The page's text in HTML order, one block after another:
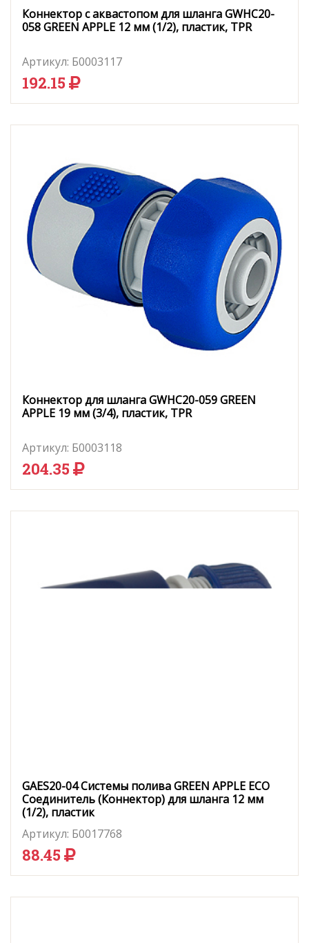
Коннектор с аквастопом для шланга GWHC20-
058 GREEN APPLE 12 мм (1/2), пластик, TPR
Артикул: Б0003117
192.15
Коннектор для шланга GWHC20-059 GREEN
APPLE 19 мм (3/4), пластик, TPR
Артикул: Б0003118
204.35
GAES20-04 Системы полива GREEN APPLE ЕСО
Соединитель (Коннектор) для шланга 12 мм
(1/2), пластик
Артикул: Б0017768
88.45